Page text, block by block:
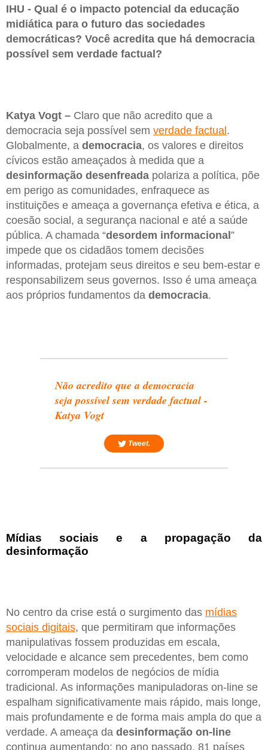
IHU - Qual é o impacto potencial da educação
midiática para o futuro das sociedades
democráticas? Você acredita que há democracia
possível sem verdade factual?
Katya Vogt – Claro que não acredito que a
democracia seja possível sem verdade factual.
Globalmente, a democracia, os valores e direitos
cívicos estão ameaçados à medida que a
desinformação desenfreada polariza a política, põe
em perigo as comunidades, enfraquece as
instituições e ameaça a governança efetiva e ética, a
coesão social, a segurança nacional e até a saúde
pública. A chamada “desordem informacional”
impede que os cidadãos tomem decisões
informadas, protejam seus direitos e seu bem-estar e
responsabilizem seus governos. Isso é uma ameaça
aos próprios fundamentos da democracia.
Não acredito que a democracia
seja possível sem verdade factual -
Katya Vogt
Tweet.
Mídias sociais e a propagação da
desinformação
No centro da crise está o surgimento das mídias
sociais digitais, que permitiram que informações
manipulativas fossem produzidas em escala,
velocidade e alcance sem precedentes, bem como
corromperam modelos de negócios de mídia
tradicional. As informações manipuladoras on-line se
espalham significativamente mais rápido, mais longe,
mais profundamente e de forma mais ampla do que a
verdade. A ameaça da desinformação on-line
continua aumentando: no ano passado, 81 países